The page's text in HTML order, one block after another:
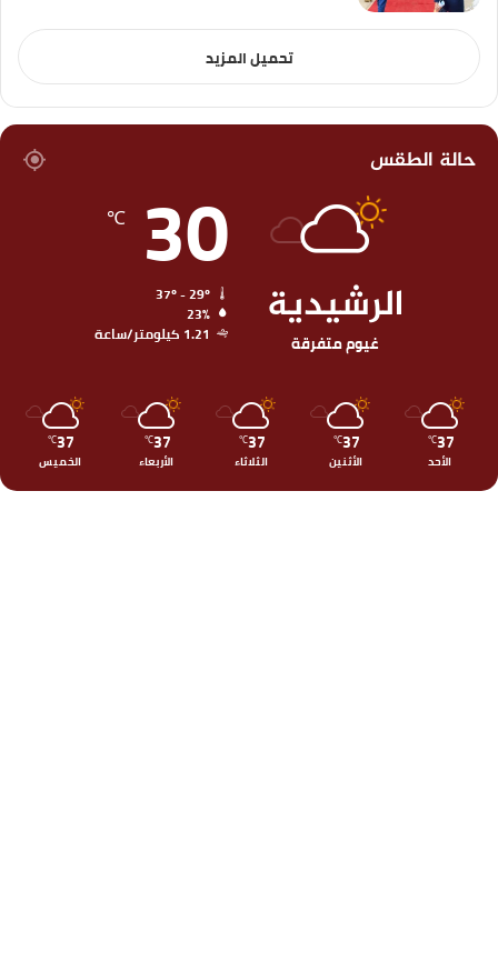
تحميل المزيد
حالة الطقس
الرشيدية
غيوم متفرقة
30
℃
23%
1.21 كيلومتر/ساعة
37
℃
الأحد
37
℃
الأثنين
37
℃
الثلاثاء
37
℃
الأربعاء
37
℃
الخميس